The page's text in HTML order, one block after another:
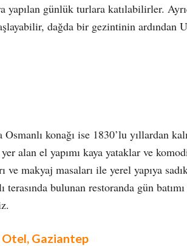
günlük turlara katılabilirler.
dağda bir gezintinin ardından
konağı ise 1830’lu yıllardan
alan el yapımı kaya yataklar ve
ve makyaj masaları ile yerel yapıya
bulunan restoranda gün
Otel, Gaziantep